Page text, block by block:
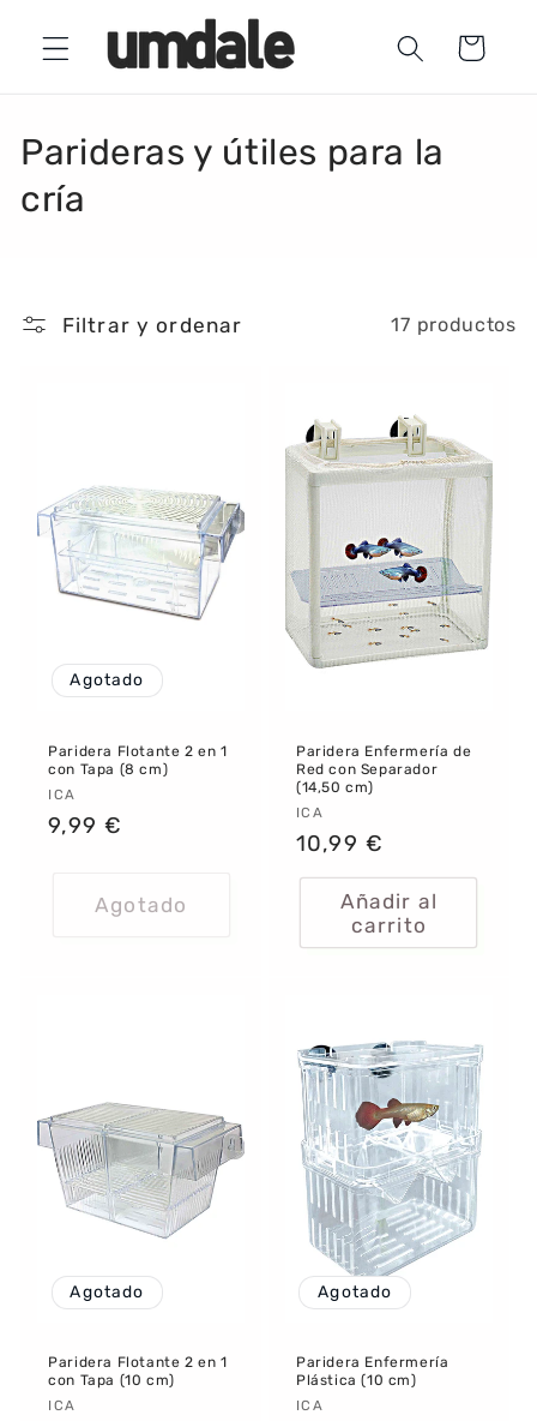
directamente
al contenido
Carrito
C
o
c
n
Parideras y útiles para la
cría
Filtrar y ordenar 17 productos
Agotado
Paridera Flotante 2 en 1
con Tapa (8 cm)
Proveedor:
ICA
Precio
9,99 €
Agotado
Paridera Enfermería de
Red con Separador
(14,50 cm)
Proveedor:
ICA
Precio
habitual
10,99 €
Añadir al
carrito
Agotado
Paridera Flotante 2 en 1
con Tapa (10 cm)
Proveedor:
ICA
Agotado
Paridera Enfermería
Plástica (10 cm)
Proveedor:
ICA